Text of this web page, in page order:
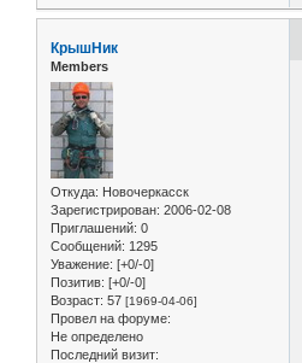
КрышНик
Members
Откуда: Новочеркасск
Зарегистрирован: 2006-02-08
Приглашений: 0
Сообщений: 1295
Уважение: [+0/-0]
Позитив: [+0/-0]
Возраст: 57 [1969-04-06]
Провел на форуме:
Не определено
Последний визит: